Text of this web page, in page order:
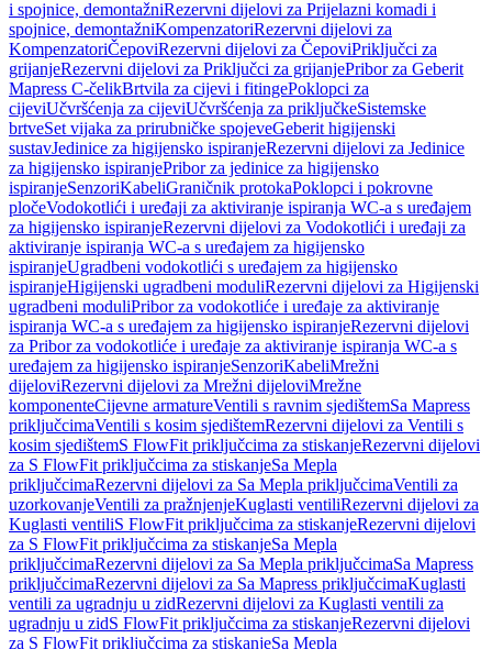
i spojnice, demontažniRezervni dijelovi za Prijelazni komadi i
spojnice, demontažniKompenzatoriRezervni dijelovi za
KompenzatoriČepoviRezervni dijelovi za ČepoviPriključci za
grijanjeRezervni dijelovi za Priključci za grijanjePribor za Geberit
Mapress C-čelikBrtvila za cijevi i fitingePoklopci za
cijeviUčvršćenja za cijeviUčvršćenja za priključkeSistemske
brtveSet vijaka za prirubničke spojeveGeberit higijenski
sustavJedinice za higijensko ispiranjeRezervni dijelovi za Jedinice
za higijensko ispiranjePribor za jedinice za higijensko
ispiranjeSenzoriKabeliGraničnik protokaPoklopci i pokrovne
pločeVodokotlići i uređaji za aktiviranje ispiranja WC-a s uređajem
za higijensko ispiranjeRezervni dijelovi za Vodokotlići i uređaji za
aktiviranje ispiranja WC-a s uređajem za higijensko
ispiranjeUgradbeni vodokotlići s uređajem za higijensko
ispiranjeHigijenski ugradbeni moduliRezervni dijelovi za Higijenski
ugradbeni moduliPribor za vodokotliće i uređaje za aktiviranje
ispiranja WC-a s uređajem za higijensko ispiranjeRezervni dijelovi
za Pribor za vodokotliće i uređaje za aktiviranje ispiranja WC-a s
uređajem za higijensko ispiranjeSenzoriKabeliMrežni
dijeloviRezervni dijelovi za Mrežni dijeloviMrežne
komponenteCijevne armatureVentili s ravnim sjedištemSa Mapress
priključcimaVentili s kosim sjedištemRezervni dijelovi za Ventili s
kosim sjedištemS FlowFit priključcima za stiskanjeRezervni dijelovi
za S FlowFit priključcima za stiskanjeSa Mepla
priključcimaRezervni dijelovi za Sa Mepla priključcimaVentili za
uzorkovanjeVentili za pražnjenjeKuglasti ventiliRezervni dijelovi za
Kuglasti ventiliS FlowFit priključcima za stiskanjeRezervni dijelovi
za S FlowFit priključcima za stiskanjeSa Mepla
priključcimaRezervni dijelovi za Sa Mepla priključcimaSa Mapress
priključcimaRezervni dijelovi za Sa Mapress priključcimaKuglasti
ventili za ugradnju u zidRezervni dijelovi za Kuglasti ventili za
ugradnju u zidS FlowFit priključcima za stiskanjeRezervni dijelovi
za S FlowFit priključcima za stiskanjeSa Mepla